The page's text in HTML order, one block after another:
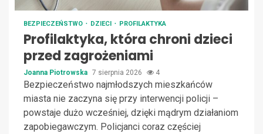
BEZPIECZEŃSTWO DZIECI PROFILAKTYKA
Profilaktyka, która chroni dzieci
przed zagrożeniami
Joanna Piotrowska 7 sierpnia 2026 4
Bezpieczeństwo najmłodszych mieszkańców
miasta nie zaczyna się przy interwencji policji –
powstaje dużo wcześniej, dzięki mądrym działaniom
zapobiegawczym. Policjanci coraz częściej